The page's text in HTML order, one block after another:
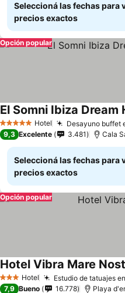
Seleccioná las fechas para
precios exactos
Opción popular
5 Estrellas Hotel Desayuno buffet
El Somni Ibiza
9,3 Excelente 3.481 Cala
Seleccioná las fechas para
precios exactos
Opción popular
3 Estrellas
Hotel Estudio de tatuajes
Hotel Vibra Mare
7,9 Bueno 16.778 Playa